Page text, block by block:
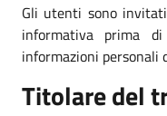
Gli utenti sono
informativa prima
informazioni personali
Titolare del